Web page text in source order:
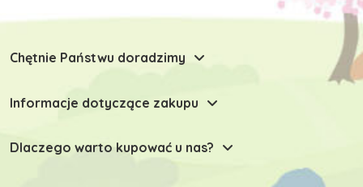
Zabawki typu Montessori
Zabawki do 6 miesiąca
Chętnie Państwu doradzimy
Informacje dotyczące zakupu
Dlaczego warto kupować u nas?